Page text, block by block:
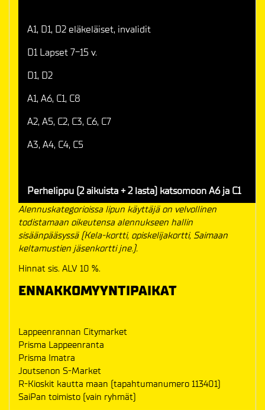
A1, D1, D2 eläkeläiset, invalidit
D1 Lapset 7-15 v.
D1, D2
A1, A6, C1, C8
A2, A5, C2, C3, C6, C7
A3, A4, C4, C5
Perhelippu (2 aikuista + 2 lasta) katsomoon A6 ja C1
Alennuskategorioissa lipun käyttäjä on velvollinen
todistamaan oikeutensa alennukseen hallin
sisäänpääsyssä (Kela-kortti, opiskelijakortti, Saimaan
keltamustien jäsenkortti jne.).
Hinnat sis. ALV 10 %.
ENNAKKOMYYNTIPAIKAT
Lappeenrannan Citymarket
Prisma Lappeenranta
Prisma Imatra
Joutsenon S-Market
R-Kioskit kautta maan (tapahtumanumero 113401)
SaiPan toimisto (vain ryhmät)